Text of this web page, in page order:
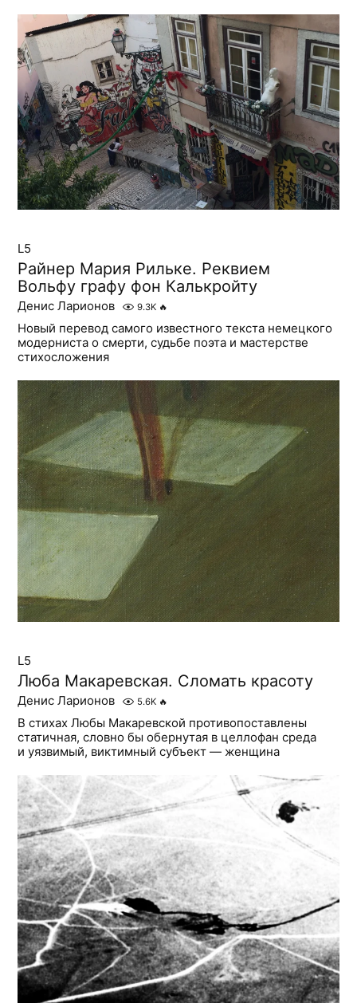
L5
Райнер Мария Рильке. Реквием
Вольфу графу фон Калькройту
Денис Ларионов 9.3K 🔥
Новый перевод самого известного текста немецкого
модерниста о смерти, судьбе поэта и мастерстве
стихосложения
L5
Люба Макаревская. Сломать красоту
Денис Ларионов 5.6K 🔥
В стихах Любы Макаревской противопоставлены
статичная, словно бы обернутая в целлофан среда
и уязвимый, виктимный субъект — женщина